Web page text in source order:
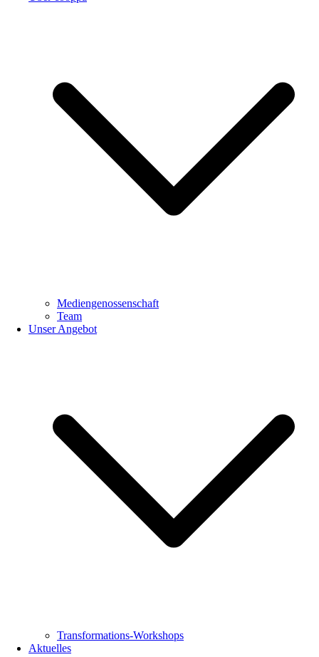
Mediengenossenschaft
Team
Unser Angebot
Transformations-Workshops
Aktuelles